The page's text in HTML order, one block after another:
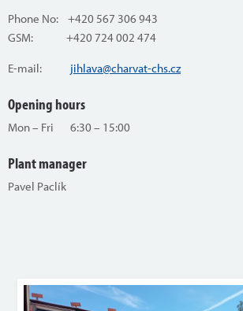
Phone No: +420 567 306 943
GSM: +420 724 002 474
E-mail: jihlava@charvat-chs.cz
Opening hours
Mon – Fri 6:30 – 15:00
Plant manager
Pavel Paclík